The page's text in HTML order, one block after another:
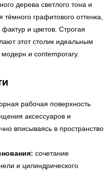
дерева светлого тона и
графитового оттенка,
и цветов. Строгая
этот столик идеальным
и contemporary.
рабочая поверхность
аксессуаров и
вписываясь в пространство
сочетание
и цилиндрического